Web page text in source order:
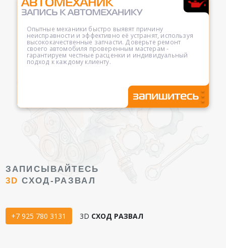
Опытные механики быстро выявят причину
неисправности и эффективно её устранят, используя
высококачественные запчасти. Доверьте ремонт
своего автомобиля проверенным мастерам -
гарантируем честные расценки и индивидуальный
подход к каждому клиенту.
ЗАПИСЫВАЙТЕСЬ
3D СХОД-РАЗВАЛ
+7 925 780 3131 3D СХОД РАЗВАЛ